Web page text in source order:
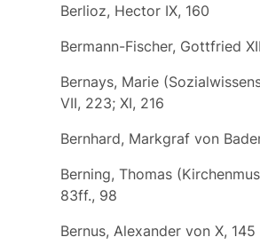
Berlioz, Hector IX, 160
Bermann-Fischer, Gottfried
Bernays, Marie
VII, 223; XI, 216
Bernhard, Markgraf von
Berning, Thomas
83ff., 98
Bernus, Alexander von X, 145